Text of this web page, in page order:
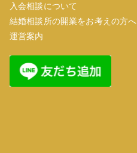
入会相談について
結婚相談所の開業をお考えの方へ
運営案内